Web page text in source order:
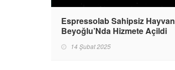
Espressolab Sahipsiz Hayvan
Beyoğlu’Nda Hizmete Açildi
14 Şubat 2025